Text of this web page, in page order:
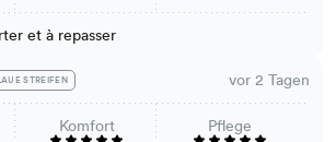
et à repasser
STREIFEN vor 2 Tagen
Komfort Pflege